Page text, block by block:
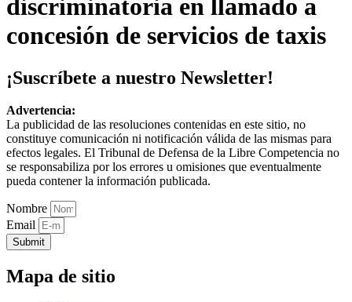
discriminatoria en llamado a
concesión de servicios de taxis
¡Suscríbete a nuestro Newsletter!
Advertencia:
La publicidad de las resoluciones contenidas en este sitio, no
constituye comunicación ni notificación válida de las mismas para
efectos legales. El Tribunal de Defensa de la Libre Competencia no
se responsabiliza por los errores u omisiones que eventualmente
pueda contener la información publicada.
Nombre
Email
Submit
Mapa de sitio